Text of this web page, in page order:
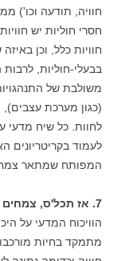
חוויה, תודעה וכו')
חסרי חוליות יש
חוויות כלל, וכן
בבעלי-חוליות,
משולבת של
(כגון מערכת עצבים),
לחוות. כל שיח מדעי
לעמוד
המפותח שמתאר
7. אז תכל'ס, צמחים סובלים וצריך להתחשב בהם?
הוויכוח המדעי על
מתמקד בחיות